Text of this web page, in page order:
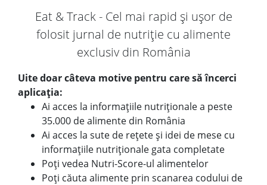
Eat & Track - Cel mai rapid și ușor de
folosit jurnal de nutriție cu alimente
exclusiv din România
Uite doar câteva motive pentru care să încerci
aplicația:
Ai acces la informațiile nutriționale a peste
35.000 de alimente din România
Ai acces la sute de rețete și idei de mese cu
informațiile nutriționale gata completate
Poți vedea Nutri-Score-ul alimentelor
Poți căuta alimente prin scanarea codului de